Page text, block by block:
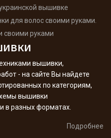
вышивке
для волос своими руками.
своими руками
вышивки,
- на сайте Вы найдете
по категориям,
вышивки
в разных форматах.
Подробнее